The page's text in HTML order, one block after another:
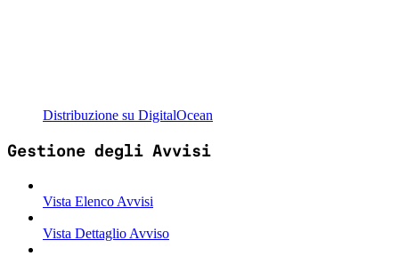
Distribuzione su DigitalOcean
Gestione degli Avvisi
Vista Elenco Avvisi
Vista Dettaglio Avviso